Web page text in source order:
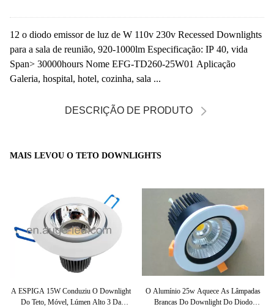
12 o diodo emissor de luz de W 110v 230v Recessed Downlights
para a sala de reunião, 920-1000lm Especificação: IP 40, vida
Span> 30000hours Nome EFG-TD260-25W01 Aplicação
Galeria, hospital, hotel, cozinha, sala ...
DESCRIÇÃO DE PRODUTO
MAIS LEVOU O TETO DOWNLIGHTS
A ESPIGA 15W Conduziu O Downlight
Do Teto, Móvel, Lúmen Alto 3 Da
O Alumínio 25w Aquece As Lâmpadas
Brancas Do Downlight Do Diodo